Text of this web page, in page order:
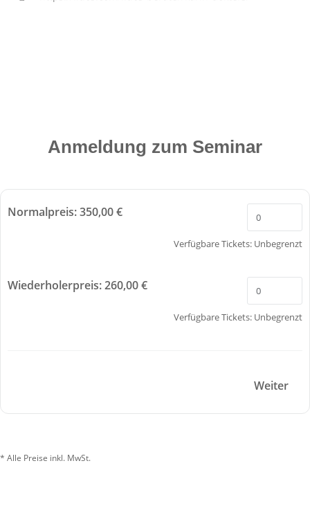
Anmeldung zum Seminar
Normalpreis: 350,00 €
Verfügbare Tickets: Unbegrenzt
Wiederholerpreis: 260,00 €
Verfügbare Tickets: Unbegrenzt
Weiter
* Alle Preise inkl. MwSt.